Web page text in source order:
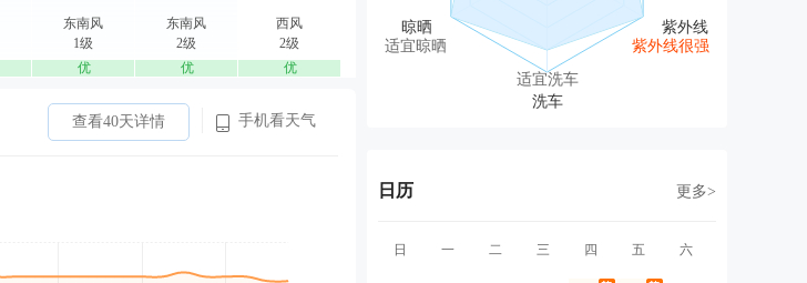
东南风
1级
优
东南风
2级
优
西风
2级
优
西北风
1级
1级
东北风
1级
东北风
1级
查看40天详情 手机看天气
适宜晾晒
适宜洗车
紫外线很强
日历 更多>
日 一 二 三 四 五 六